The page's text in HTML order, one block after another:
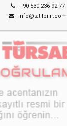
+90 530 236 92 77
info@tatilbilir.com